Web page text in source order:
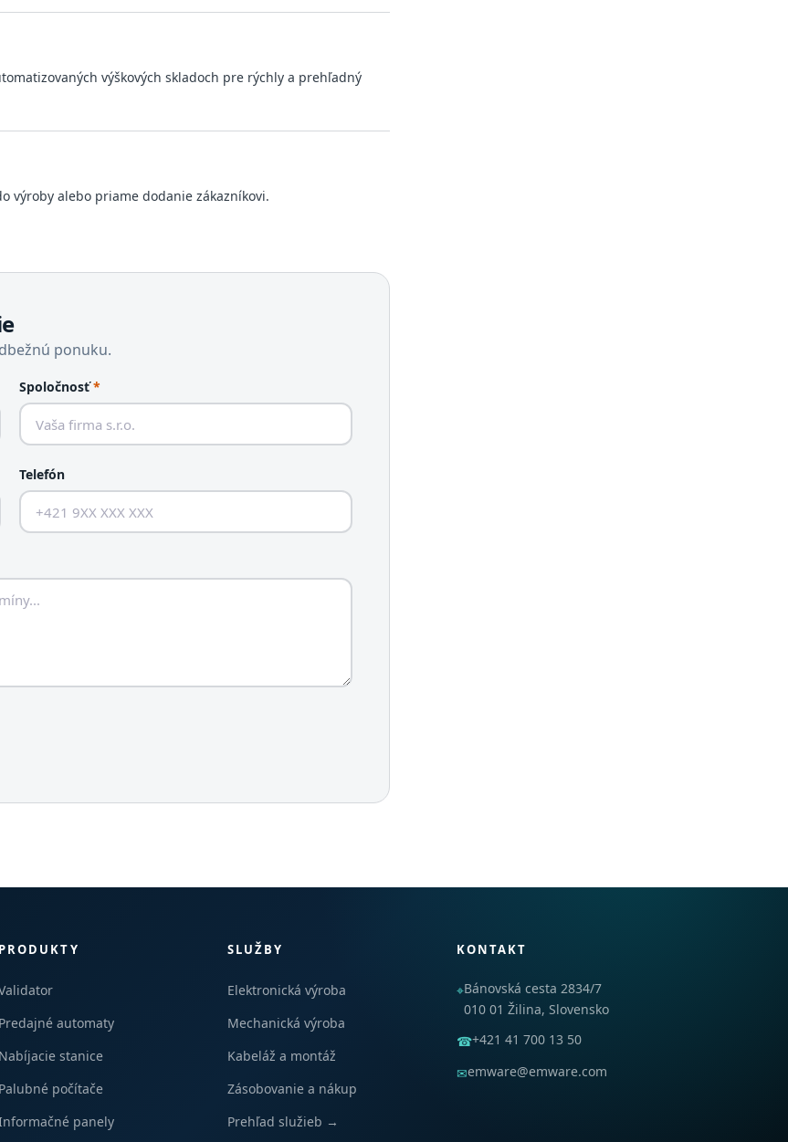
výškových skladoch pre rýchly a prehľadný
výroby alebo priame dodanie zákazníkovi.
ponuku.
Spoločnosť*
Telefón
PRODUKTY
Predajné automaty
Nabíjacie stanice
Palubné počítače
panely
SLUŽBY
Elektronická výroba
Mechanická výroba
Kabeláž a montáž
Zásobovanie a nákup
Prehľad služieb →
KONTAKT
⌖Bánovská cesta 2834/7
010 01 Žilina, Slovensko
☎+421 41 700 13 50
✉emware@emware.com